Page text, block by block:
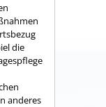
die
anderes